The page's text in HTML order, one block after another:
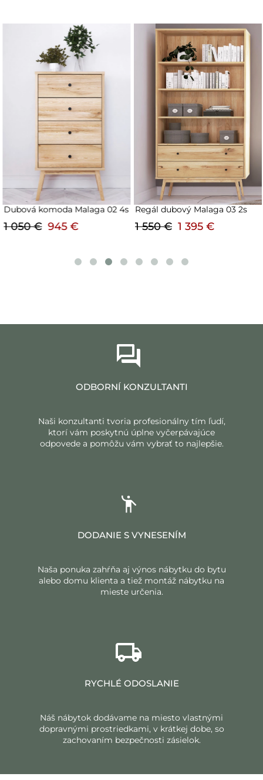
Dubová komoda Malaga 02 4s
1 050 € 945 €
Regál dubový Malaga 03 2s
1 550 € 1 395 €
ODBORNÍ KONZULTANTI
Naši konzultanti tvoria profesionálny tím ľudí,
ktorí vám poskytnú úplne vyčerpávajúce
odpovede a pomôžu vám vybrať to najlepšie.
DODANIE S VYNESENÍM
Naša ponuka zahŕňa aj výnos nábytku do bytu
alebo domu klienta a tiež montáž nábytku na
mieste určenia.
RYCHLÉ ODOSLANIE
Náš nábytok dodávame na miesto vlastnými
dopravnými prostriedkami, v krátkej dobe, so
zachovaním bezpečnosti zásielok.